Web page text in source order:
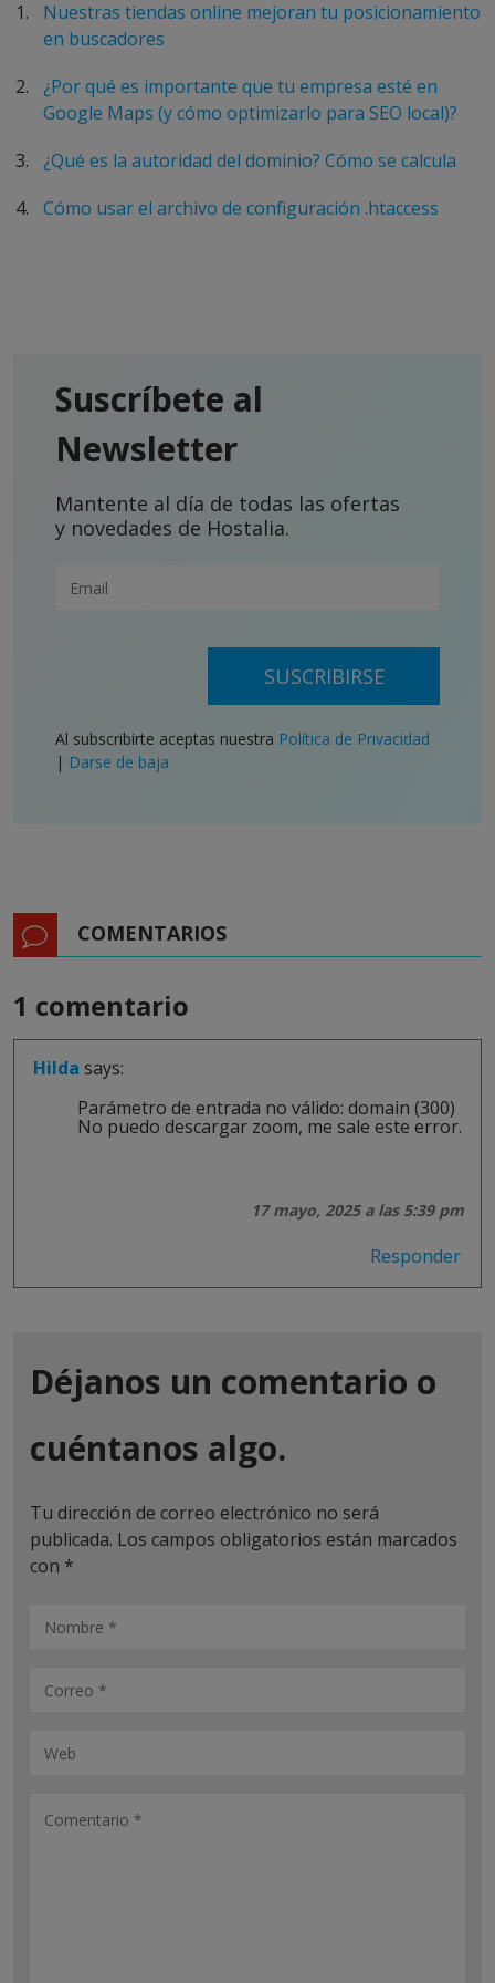
Nuestras tiendas online mejoran tu posicionamiento
en buscadores
¿Por qué es importante que tu empresa esté en
Google Maps (y cómo optimizarlo para SEO local)?
¿Qué es la autoridad del dominio? Cómo se calcula
Cómo usar el archivo de configuración .htaccess
Suscríbete al
Newsletter
Mantente al día de todas las ofertas
y novedades de Hostalia.
SUSCRIBIRSE
Al subscribirte aceptas nuestra Política de Privacidad
| Darse de baja
COMENTARIOS
1 comentario
Hilda says:
17 mayo, 2025 a las 5:39 pm
Parámetro de entrada no válido: domain (300)
No puedo descargar zoom, me sale este error.
Responder
Déjanos un comentario o
cuéntanos algo.
Tu dirección de correo electrónico no será
publicada. Los campos obligatorios están marcados
con *